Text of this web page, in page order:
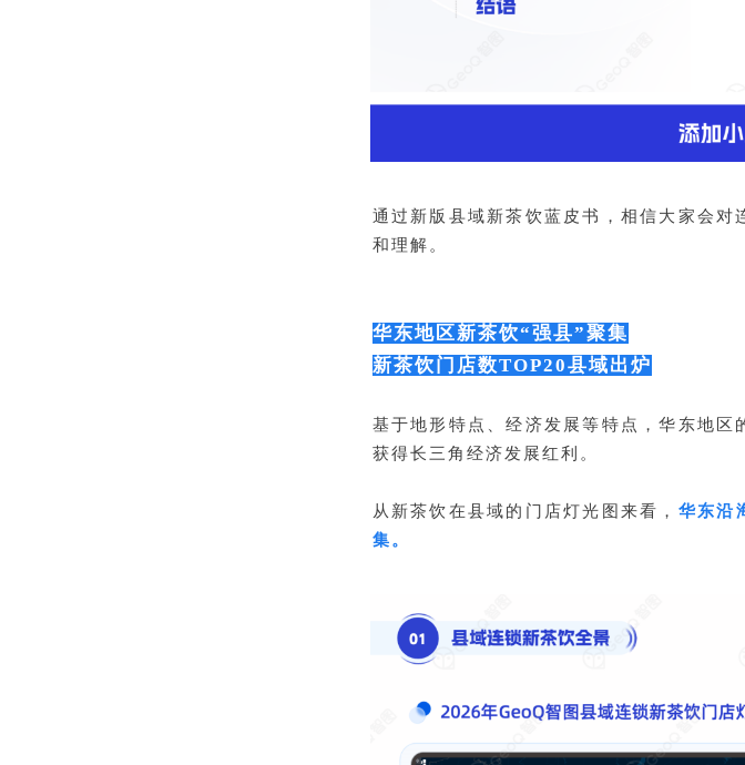
通过新版县域新茶饮蓝皮书，相信大家会
和理解。
华东地区新茶饮“强县”聚集
新茶饮门店数TOP20县域出炉
基于地形特点、经济发展等特点，华东地
获得长三角经济发展红利。
从新茶饮在县域的门店灯光图来看， 华东沿
集。